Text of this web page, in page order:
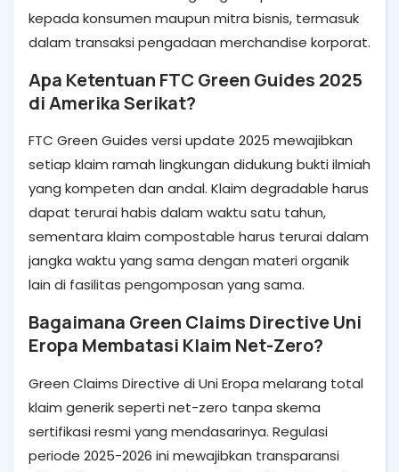
kepada konsumen maupun mitra bisnis, termasuk
dalam transaksi pengadaan merchandise korporat.
Apa Ketentuan FTC Green Guides 2025
di Amerika Serikat?
FTC Green Guides versi update 2025 mewajibkan
setiap klaim ramah lingkungan didukung bukti ilmiah
yang kompeten dan andal. Klaim degradable harus
dapat terurai habis dalam waktu satu tahun,
sementara klaim compostable harus terurai dalam
jangka waktu yang sama dengan materi organik
lain di fasilitas pengomposan yang sama.
Bagaimana Green Claims Directive Uni
Eropa Membatasi Klaim Net-Zero?
Green Claims Directive di Uni Eropa melarang total
klaim generik seperti net-zero tanpa skema
sertifikasi resmi yang mendasarinya. Regulasi
periode 2025-2026 ini mewajibkan transparansi